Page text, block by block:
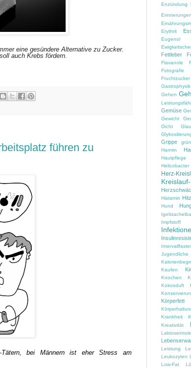
eine gesündere Alternative zu Zucker.
auch Krebs fördern.
führen zu
Tätern, bei Männern ist eher Stress am
Enzündung
Erinnerungen
Erythrit
Eugenol
Fettleber
Flavanole
Fotografie
Fruchtzucker
Gastrophysik
Gehen
Gemüse
Gewicht
Gicht
Grippe
Harmin
Hautpflege
Helicobacter
Herz-
Histamin
Hund
Impfstoff
Jugendliche
Kaufen
Knochen
Kokosduft
Körperfett
Krankheit
Kreativität
Leistung
Leukozyten
Low-Fat